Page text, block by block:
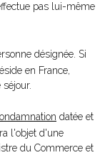
pas lui-même
désignée. Si
en France,
datée et
l'objet d'une
du Commerce et